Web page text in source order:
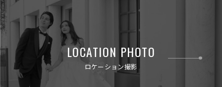
LOCATION PHOTO
ロケーション撮影